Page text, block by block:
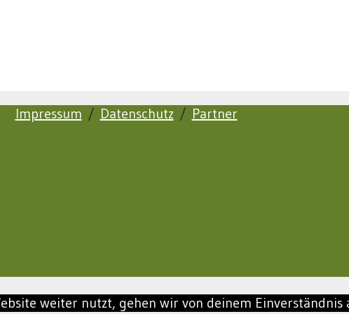
Impressum / Datenschutz / Partner
weiter nutzt, gehen wir von deinem Einverständnis